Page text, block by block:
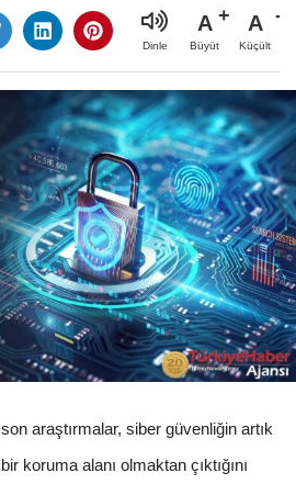
Dinle
A
Büyüt
A
Küçült
araştırmalar, siber güvenliğin artık
koruma alanı olmaktan çıktığını